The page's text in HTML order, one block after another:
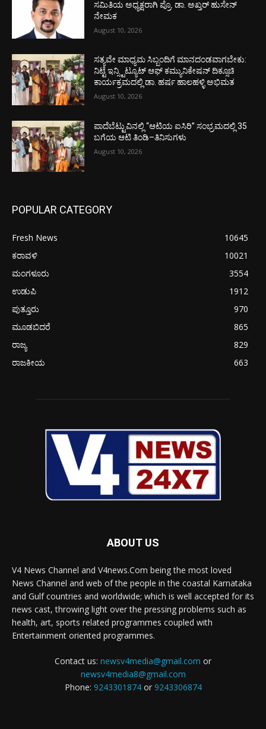
ಸಮಿತಿಯ ಅಧ್ಯಕ್ಷರಾಗಿ ಪ್ರೊ. ಡಾ. ಅಖ್ತರ್ ಹುಸೇನ್
ನೇಮಕ
August 10, 2026
ಸತ್ಯವೇ ಮಾಧ್ಯಮ ಸಿಬ್ಬಂದಿಗೆ ಮಾನದಂಡವಾಗಬೇಕು:
ನಿಟ್ಟೆ ಇನ್ಸ್ಟಿಟ್ಯೂಟ್ ಆಫ್ ಕಮ್ಯುನಿಕೇಷನ್ ದಿಕ್ಸೂಚಿ
ಕಾರ್ಯಕ್ರಮದಲ್ಲಿ ಡಾ. ಹರ್ಷ ಹಾಲಹಳ್ಳಿ ಅಭಿಮತ
August 10, 2026
ಪಾದೆಬೆಟ್ಟುವಿನಲ್ಲಿ “ಆಟಿಯ ಐಸಿರಿ’’ ಸಂಭ್ರಮದಲ್ಲಿ 35
ಬಗೆಯ ಆಟಿ ತಿಂಡಿ–ತಿನಿಸುಗಳು
August 10, 2026
POPULAR CATEGORY
Fresh News
10645
ಕರಾವಳಿ
10021
ಮಂಗಳೂರು
3554
ಉಡುಪಿ
1912
ಪುತ್ತೂರು
970
ಮೂಡಬಿದರೆ
865
ರಾಜ್ಯ
829
ರಾಜಕೀಯ
663
ABOUT US
V4 News Channel and V4news.Com being the most loved
News Channel and web of the people in the coastal Karnataka
and Gulf countries and worldwide; which is well accepted for its
news cast, throwing light over the pressing problems such as
health, art, sports related programmes coupled with
Entertainment oriented programmes.
Contact us: newsv4media@gmail.com or
newsv4media8@gmail.com
Phone: 9243301874or 9243306874